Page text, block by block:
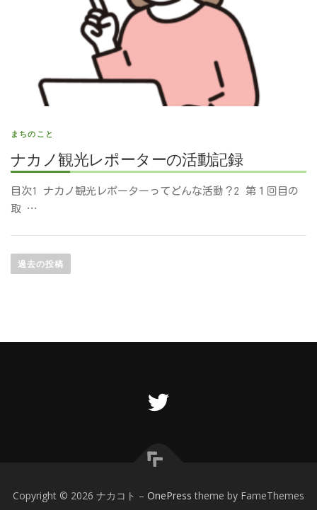
まちのこと
ナカノ観光レポーターの活動記録
目次1 ナカノ観光レポーターってどんな活動？2 第１回目の
取 …
ナ
ゲ
過去の投稿
Copyright © 2026 ナカコト – OnePress theme by FameThemes